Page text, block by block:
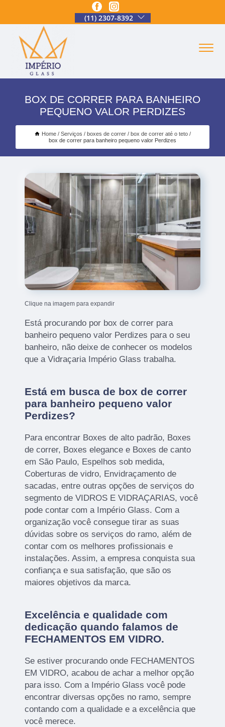
(11) 2307-8392
BOX DE CORRER PARA BANHEIRO
PEQUENO VALOR PERDIZES
Home Serviços boxes de correr
box de correr até o teto
box de correr para banheiro pequeno valor Perdizes
Clique na imagem para expandir
Está procurando por box de correr para
banheiro pequeno valor Perdizes para o seu
banheiro, não deixe de conhecer os modelos
que a Vidraçaria Império Glass trabalha.
Está em busca de box de correr
para banheiro pequeno valor
Perdizes?
Para encontrar Boxes de alto padrão, Boxes
de correr, Boxes elegance e Boxes de canto
em São Paulo, Espelhos sob medida,
Coberturas de vidro, Envidraçamento de
sacadas, entre outras opções de serviços do
segmento de VIDROS E VIDRAÇARIAS, você
pode contar com a Império Glass. Com a
organização você consegue tirar as suas
dúvidas sobre os serviços do ramo, além de
contar com os melhores profissionais e
instalações. Assim, a empresa conquista sua
confiança e sua satisfação, que são os
maiores objetivos da marca.
Excelência e qualidade com
dedicação quando falamos de
FECHAMENTOS EM VIDRO.
Se estiver procurando onde FECHAMENTOS
EM VIDRO, acabou de achar a melhor opção
para isso. Com a Império Glass você pode
encontrar diversas opções no ramo, sempre
contando com a qualidade e a excelência que
você merece.